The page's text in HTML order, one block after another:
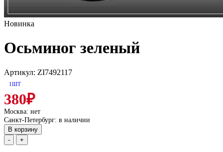
Новинка
Осьминог зеленый
Артикул: ZI7492117
1ШТ
380₽
Москва: нет
Санкт-Петербург: в наличии
В корзину
-
+